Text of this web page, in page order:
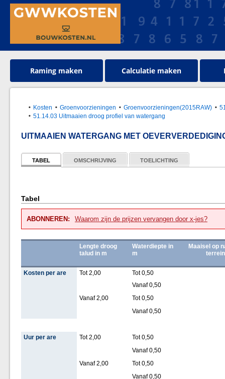
Raming maken Calculatie maken
Kosten Groenvoorzieningen Groenvoorzieningen(2015RAW)
51.14.03 Uitmaaien droog profiel van watergang
UITMAAIEN WATERGANG MET
TABEL OMSCHRIJVING TOELICHTING
Tabel
ABONNEREN: Waarom zijn de prijzen vervangen door x-jes?
Lengte droog
talud in m
Waterdiepte in
m
Maaisel op
Kosten per are Tot 2,00
Tot 0,50
Vanaf 0,50
Vanaf 2,00
Tot 0,50
Vanaf 0,50
Uur per are Tot 2,00
Tot 0,50
Vanaf 0,50
Vanaf 2,00
Tot 0,50
Vanaf 0,50